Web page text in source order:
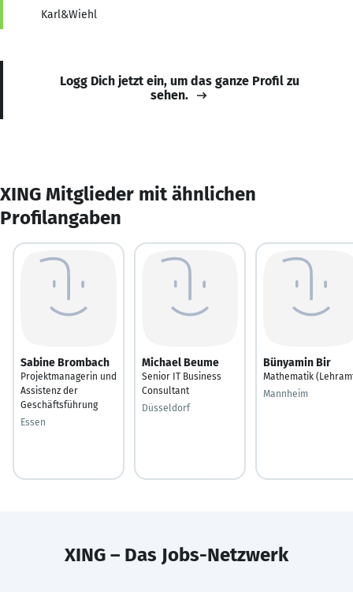
Karl&Wiehl
Logg Dich jetzt ein, um das ganze Profil zu
sehen.
XING Mitglieder mit ähnlichen
Profilangaben
Sabine Brombach
Projektmanagerin und
Assistenz der
Geschäftsführung
Essen
Michael Beume
Senior IT Business
Consultant
Düsseldorf
Bünyamin Bir
Mathematik
Mannheim
XING – Das Jobs-Netzwerk